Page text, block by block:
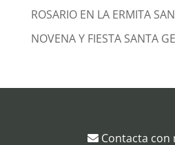
ROSARIO EN LA ERMITA
NOVENA Y FIESTA SANTA
Contacta con